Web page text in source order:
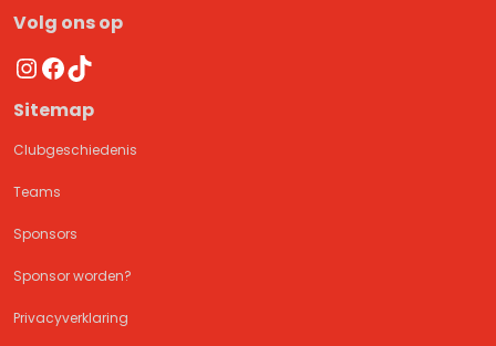
Volg ons op
Instagram
Facebook
TikTok
Sitemap
Clubgeschiedenis
Teams
Sponsors
Sponsor worden?
Privacyverklaring